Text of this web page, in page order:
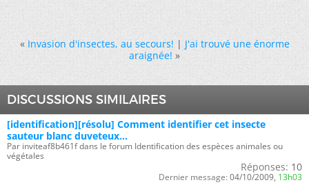
« Invasion d'insectes, au secours!|J'ai trouvé une énorme
araignée! »
DISCUSSIONS SIMILAIRES
[identification][résolu] Comment identifier cet insecte
sauteur blanc duveteux...
Par inviteaf8b461f dans le forum Identification des espèces animales ou
végétales
Réponses: 10
Dernier message: 04/10/2009, 13h03